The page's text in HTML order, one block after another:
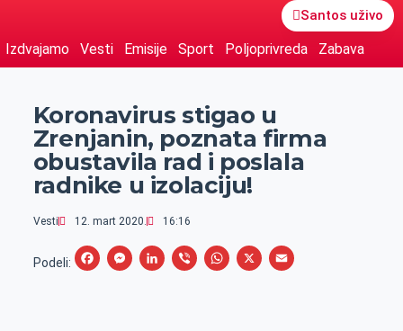
Santos uživo
Izdvajamo Vesti Emisije Sport Poljoprivreda Zabava
Koronavirus stigao u
Zrenjanin, poznata firma
obustavila rad i poslala
radnike u izolaciju!
Vesti 12. mart 2020. 16:16
Podeli:
F
M
L
V
W
X
E